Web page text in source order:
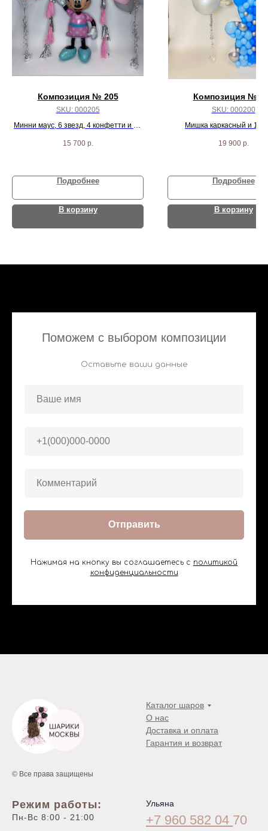
Композиция № 205
SKU: 000205
Минни маус, 6 звезд, 4 конфетти и 20
15 700 р.
Подробнее
В корзину
Композиция №
SKU: 000200
Мишка каркасный и 10
19 900 р.
Подробнее
В корзину
Поможем с выбором композиции
Оставьте ваши данные
Отправить
Нажимая на кнопку вы соглашаетесь с политикой
конфиденциальности
© Все права защищены
Каталог шаров
О нас
Доставка и оплата
Гарантия и возврат
Режим работы:
Пн-Вс 8:00 - 21:00
Ульяна
+7 960 582 04 70